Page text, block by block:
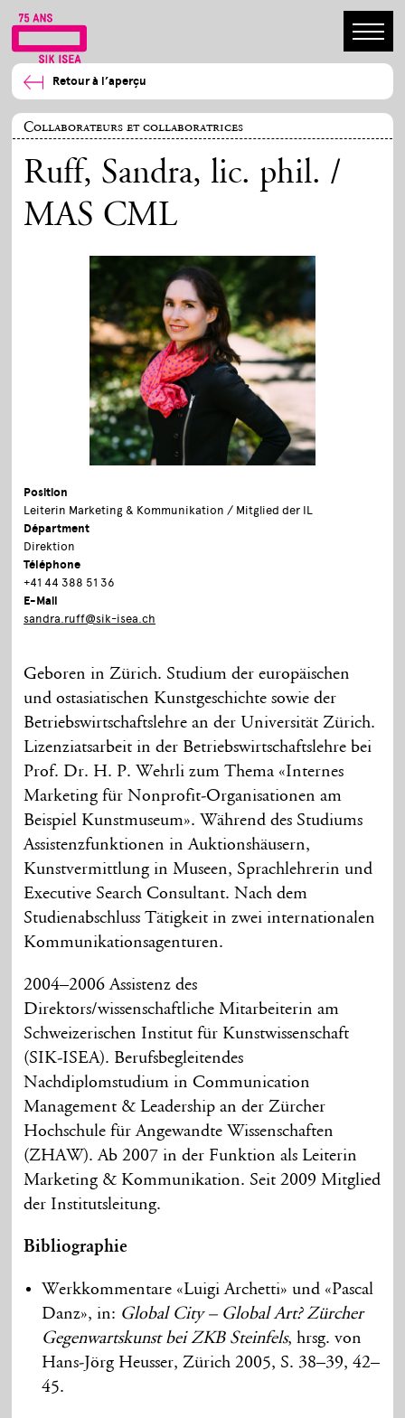
Retour à l’aperçu
Collaborateurs et collaboratrices
Ruff, Sandra, lic. phil. /
MAS CML
Position
Leiterin Marketing & Kommunikation / Mitglied der IL
Départment
Direktion
Téléphone
+41 44 388 51 36
E-Mail
sandra.ruff@sik-isea.ch
Geboren in Zürich. Studium der europäischen
und ostasiatischen Kunstgeschichte sowie der
Betriebswirtschaftslehre an der Universität Zürich.
Lizenziatsarbeit in der Betriebswirtschaftslehre bei
Prof. Dr. H. P. Wehrli zum Thema «Internes
Marketing für Nonprofit-Organisationen am
Beispiel Kunstmuseum». Während des Studiums
Assistenzfunktionen in Auktionshäusern,
Kunstvermittlung in Museen, Sprachlehrerin und
Executive Search Consultant. Nach dem
Studienabschluss Tätigkeit in zwei internationalen
Kommunikationsagenturen.
2004–2006 Assistenz des
Direktors/wissenschaftliche Mitarbeiterin am
Schweizerischen Institut für Kunstwissenschaft
(SIK-ISEA). Berufsbegleitendes
Nachdiplomstudium in Communication
Management & Leadership an der Zürcher
Hochschule für Angewandte Wissenschaften
(ZHAW). Ab 2007 in der Funktion als Leiterin
Marketing & Kommunikation. Seit 2009 Mitglied
der Institutsleitung.
Bibliographie
Werkkommentare «Luigi Archetti» und «Pascal
Danz», in: Global City – Global Art? Zürcher
Gegenwartskunst bei ZKB Steinfels, hrsg. von
Hans-Jörg Heusser, Zürich 2005, S. 38–39, 42–
45.